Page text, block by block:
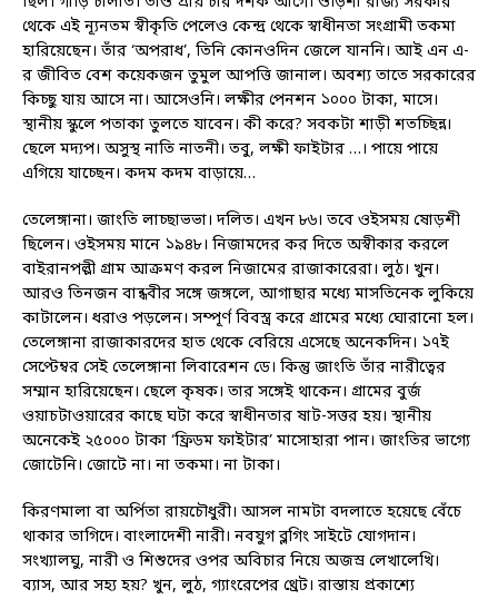
থেকে এই ন্যূনতম স্বীকৃতি পেলেও কেন্দ্র থেকে স্বাধীনতা সংগ্রামী তকমা
হারিয়েছেন। তাঁর ‘অপরাধ’, তিনি কোনওদিন জেলে যাননি। আই এন এ-
র জীবিত বেশ কয়েকজন তুমুল আপত্তি জানাল। অবশ্য তাতে সরকারের
কিচ্ছু যায় আসে না। আসেওনি। লক্ষীর পেনশন ১০০০ টাকা, মাসে।
স্থানীয় স্কুলে পতাকা তুলতে যাবেন। কী করে? সবকটা শাড়ী শতচ্ছিন্ন।
ছেলে মদ্যপ। অসুস্থ নাতি নাতনী। তবু, লক্ষী ফাইটার …। পায়ে পায়ে
এগিয়ে যাচ্ছেন। কদম কদম বাড়ায়ে…
তেলেঙ্গানা। জাংতি লাচ্ছাভভা। দলিত। এখন ৮৬। তবে ওইসময় ষোড়শী
ছিলেন। ওইসময় মানে ১৯৪৮। নিজামদের কর দিতে অস্বীকার করলে
বাইরানপল্লী গ্রাম আক্রমণ করল নিজামের রাজাকারেরা। লুঠ। খুন।
আরও তিনজন বান্ধবীর সঙ্গে জঙ্গলে, আগাছার মধ্যে মাসতিনেক লুকিয়ে
কাটালেন। ধরাও পড়লেন। সম্পূর্ণ বিবস্ত্র করে গ্রামের মধ্যে ঘোরানো হল।
তেলেঙ্গানা রাজাকারদের হাত থেকে বেরিয়ে এসেছে অনেকদিন। ১৭ই
সেপ্টেম্বর সেই তেলেঙ্গানা লিবারেশন ডে। কিন্তু জাংতি তাঁর নারীত্বের
সম্মান হারিয়েছেন। ছেলে কৃষক। তার সঙ্গেই থাকেন। গ্রামের বুর্জ
ওয়াচটাওয়ারের কাছে ঘটা করে স্বাধীনতার ষাট-সত্তর হয়। স্থানীয়
অনেকেই ২৫০০০ টাকা ‘ফ্রিডম ফাইটার’ মাসোহারা পান। জাংতির ভাগ্যে
জোটেনি। জোটে না। না তকমা। না টাকা।
কিরণমালা বা অর্পিতা রায়চৌধুরী। আসল নামটা বদলাতে হয়েছে বেঁচে
থাকার তাগিদে। বাংলাদেশী নারী। নবযুগ ব্লগিং সাইটে যোগদান।
সংখ্যালঘু, নারী ও শিশুদের ওপর অবিচার নিয়ে অজস্র লেখালেখি।
ব্যাস, আর সহ্য হয়? খুন, লুঠ, গ্যাংরেপের থ্রেট। রাস্তায় প্রকাশ্যে